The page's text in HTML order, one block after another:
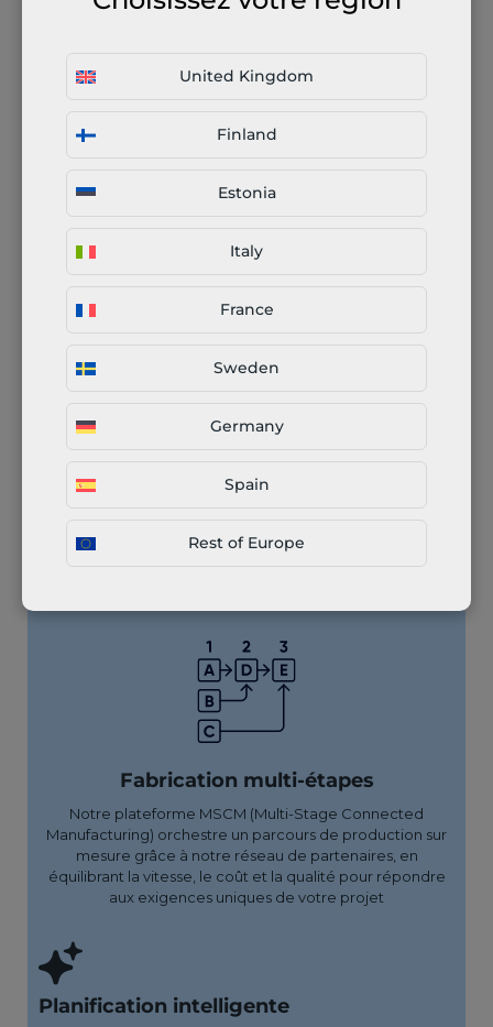
United Kingdom
Finland
Estonia
Italy
France
Sweden
Germany
Spain
Rest of Europe
Types de fraiseuses CNC
Notre approche de
fabrication collaborative
multi-étapes
Téléversement & configuration
matériaux et procédés de fabrication, et recevez un devis
Fabrication multi-étapes
Notre plateforme MSCM (Multi-Stage Connected
Manufacturing) orchestre un parcours de production sur
mesure grâce à notre réseau de partenaires, en
équilibrant la vitesse, le coût et la qualité pour répondre
aux exigences uniques de votre projet
Planification intelligente